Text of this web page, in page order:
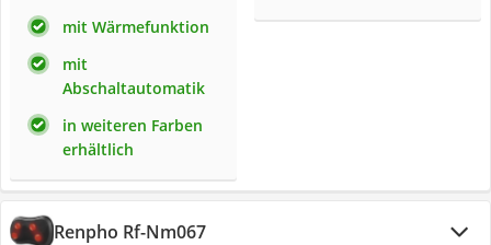
mit Wärmefunktion
mit
Abschaltautomatik
in weiteren Farben
erhältlich
Renpho Rf-Nm067